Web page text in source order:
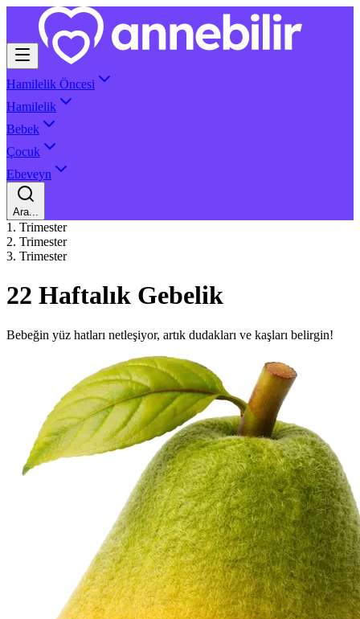
Hamilelik Öncesi
Hamilelik
Bebek
Çocuk
Ebeveyn
Ara...
1. Trimester
2. Trimester
3. Trimester
22 Haftalık Gebelik
Bebeğin yüz hatları netleşiyor, artık dudakları ve kaşları belirgin!